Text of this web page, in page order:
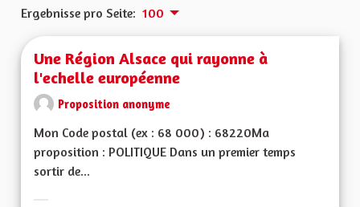
Ergebnisse pro Seite: 100
Une Région Alsace qui rayonne à
l'echelle européenne
Proposition anonyme
Mon Code postal (ex : 68 000) : 68220Ma
proposition : POLITIQUE Dans un premier temps
sortir de...